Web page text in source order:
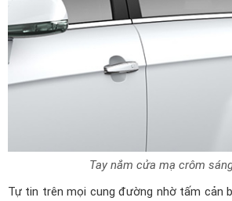
Tay nắm cửa mạ crôm
Tự tin trên mọi cung đường nhờ tấm cản